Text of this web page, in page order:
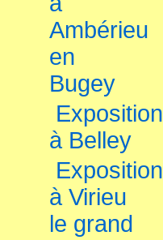
Ambérieu
en
Bugey
Exposition
à Belley
Exposition
à Virieu
le grand